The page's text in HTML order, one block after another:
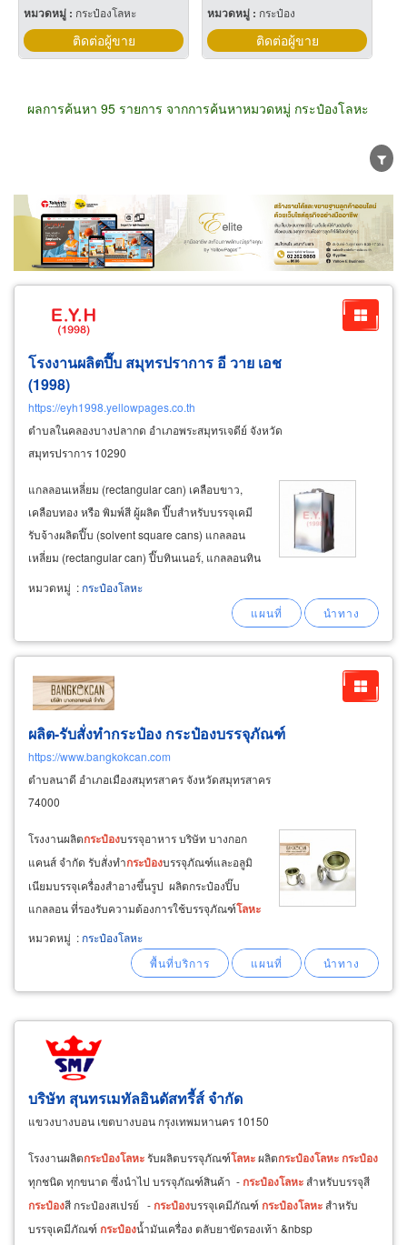
หมวดหมู่ : กระป๋องโลหะ
ติดต่อผู้ขาย
หมวดหมู่ : กระป๋อง
ติดต่อผู้ขาย
ผลการค้นหา 95 รายการ จากการค้นหาหมวดหมู่ กระป๋องโลหะ
ขายส่ง ขายปลีก ผู้ผลิต
ตัวแทนจัดจำหน่าย
ผู้ส่งออก/นำเข้า
ธุรกิจบริการ
โรงงานผลิตปี๊บ สมุทรปราการ อี วาย เอช
(1998)
https://eyh1998.yellowpages.co.th
ตำบลในคลองบางปลากด อำเภอพระสมุทรเจดีย์ จังหวัด
สมุทรปราการ 10290
แกลลอนเหลี่ยม (rectangular can) เคลือบขาว,
เคลือบทอง หรือ พิมพ์สี ผู้ผลิต ปี๊บสำหรับบรรจุเคมี
รับจ้างผลิตปี๊บ (solvent square cans) แกลลอน
เหลี่ยม (rectangular can) ปี๊บทินเนอร์, แกลลอนทิน
เนอร์, ปีีบแอลกอฮอล์, แกลลอนแอลกอฮอล์, ปี๊บ
น้ำมันก๊าด, ปีีบน้ำมันสน, ปี๊บใส่ สี, แลคเกอร์, น้ำมัน
หมวดหมู่ : กระป๋องโลหะ
ผลิต-รับสั่งทำกระป๋อง กระป๋องบรรจุภัณฑ์
https://www.bangkokcan.com
ตำบลนาดี อำเภอเมืองสมุทรสาคร จังหวัดสมุทรสาคร
74000
โรงงานผลิตกระป๋องบรรจุอาหาร บริษัท บางกอก
แคนส์ จำกัด รับสั่งทำกระป๋องบรรจุภัณฑ์และอลูมิ
เนียมบรรจุเครื่องสำอางขึ้นรูป ผลิตกระป๋องปิ๊บ
แกลลอน ที่รองรับความต้องการใช้บรรจุภัณฑ์โลหะ
ยินดีให้คำแนะนำที่ดีต่อลูกค้า ผู้ผลิต
บรรจุภัณฑ์ใส่อาหารแบบฝาดึง (ฝา quik
หมวดหมู่ : กระป๋องโลหะ
บริษัท สุนทรเมทัลอินดัสทรี้ส์ จำกัด
แขวงบางบอน เขตบางบอน กรุงเทพมหานคร 10150
โรงงานผลิตกระป๋องโลหะ รับผลิตบรรจุภัณฑ์โลหะผลิตกระป๋องโลหะ กระป๋อง
ทุกชนิด ทุกขนาด ซึ่งนำไป บรรจุภัณฑ์สินค้า - กระป๋องโลหะ สำหรับบรรจุสี
กระป๋องสี กระป๋องสเปรย์ - กระป๋องบรรจุเคมีภัณฑ์ กระป๋องโลหะ สำหรับ
บรรจุเคมีภัณฑ์ กระป๋องน้ำมันเครื่อง ตลับยาขัดรองเท้า &nbsp